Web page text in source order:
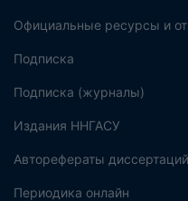
Официальные ресурсы и
Подписка
Подписка (журналы)
Издания ННГАСУ
Авторефераты диссертаций
Периодика онлайн